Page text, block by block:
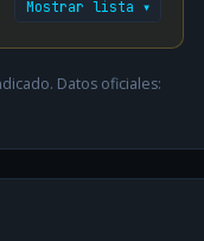
Mostrar lista ▾
Datos oficiales: